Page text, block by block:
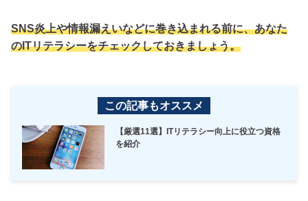
SNS炎上や情報漏えいなどに巻き込まれる前に、あなた
のITリテラシーをチェックしておきましょう。
この記事もオススメ
【厳選11選】ITリテラシー向上に役立つ資格
を紹介